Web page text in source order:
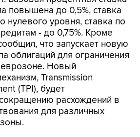
повышена до 0,5%, ставка
нулевого уровня, ставка по
- до 0,75%. Кроме
что запускает новую
облигаций для ограничения
Новый
Transmission
(TPI), будет
расхождений в
для различных